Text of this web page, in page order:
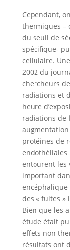
Cependant,
thermiques –
du seuil de
spécifique-
cellulaire.
2002 du
chercheurs
radiations et
heure
radiations de
augmentation
protéines de
endothéliales
entourent les
important
encéphalique
des « fuites »
Bien que les
étude était
effets non
résultats ont